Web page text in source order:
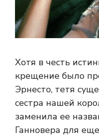
Хотя в честь
крещение было
Эрнесто, тетя
сестра нашей
заменила ее
Ганновера для